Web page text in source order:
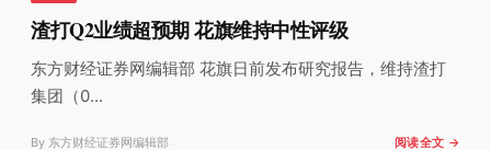
渣打Q2业绩超预期 花旗维持中性评级
东方财经证券网编辑部 花旗日前发布研究报告，维持渣打
集团（0...
By 东方财经证券网编辑部 阅读全文 →